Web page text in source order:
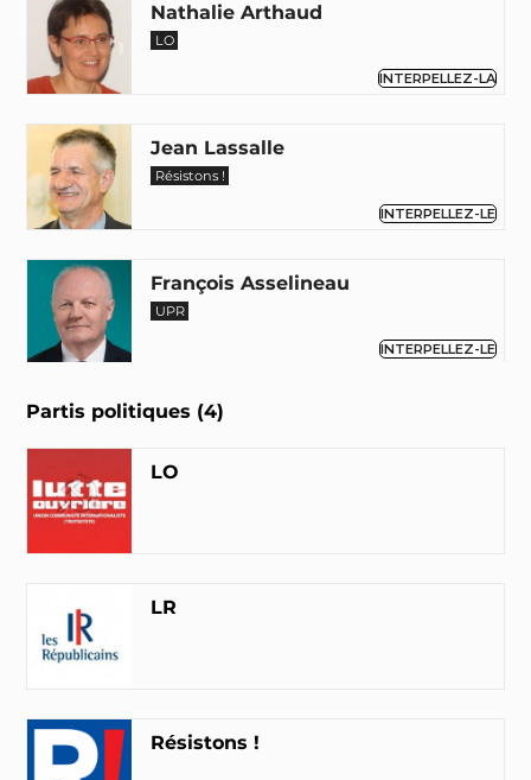
Nathalie Arthaud
LO
INTERPELLEZ-LA
Jean Lassalle
Résistons !
INTERPELLEZ-LE
François Asselineau
UPR
INTERPELLEZ-LE
François Fillon
Partis politiques (4)
LO
LR
Résistons !